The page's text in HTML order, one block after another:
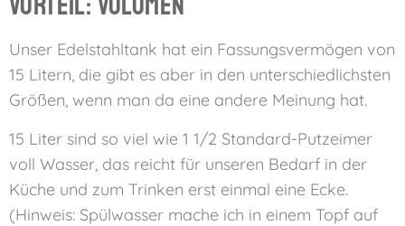
Unser Edelstahltank hat ein Fassungsvermögen von
15 Litern, die gibt es aber in den unterschiedlichsten
Größen, wenn man da eine andere Meinung hat.
15 Liter sind so viel wie 1 1/2 Standard-Putzeimer
voll Wasser, das reicht für unseren Bedarf in der
Küche und zum Trinken erst einmal eine Ecke.
(Hinweis: Spülwasser mache ich in einem Topf auf